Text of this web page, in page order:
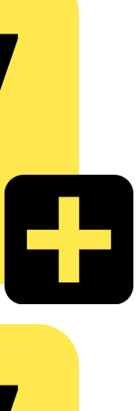
stets aktuelle